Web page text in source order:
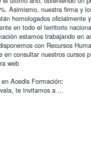
Asimismo, nuestra firma y
homologados oficialmente
en todo el territorio
estamos trabajando en
con Recursos
en consultar nuestros cursos
web
Acedis Formación:
te invitamos a ...